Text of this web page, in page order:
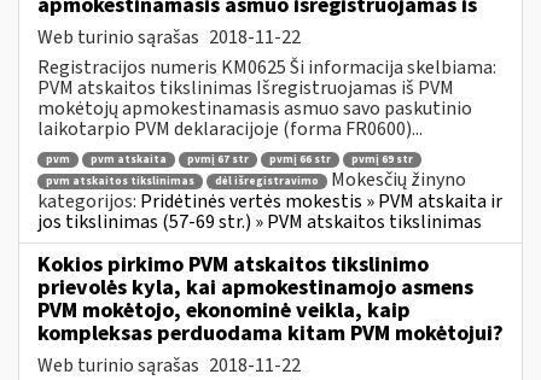
Web turinio sąrašas 2018-11-22
Registracijos numeris KM0625 Ši informacija skelbiama:
PVM atskaitos tikslinimas Išregistruojamas iš PVM
mokėtojų apmokestinamasis asmuo savo paskutinio
laikotarpio PVM deklaracijoje (forma FR0600)...
pvm pvm atskaita pvmį 67 str pvmį 66 str
pvmį 69 str
pvm atskaitos tikslinimas
dėl išregistravimo
Mokesčių žinyno
kategorijos: Pridėtinės vertės mokestis » PVM atskaita ir
jos tikslinimas (57-69 str.) » PVM atskaitos tikslinimas
Kokios pirkimo PVM atskaitos tikslinimo
prievolės kyla, kai apmokestinamojo asmens
PVM mokėtojo, ekonominė veikla, kaip
kompleksas perduodama kitam PVM mokėtojui?
Web turinio sąrašas 2018-11-22